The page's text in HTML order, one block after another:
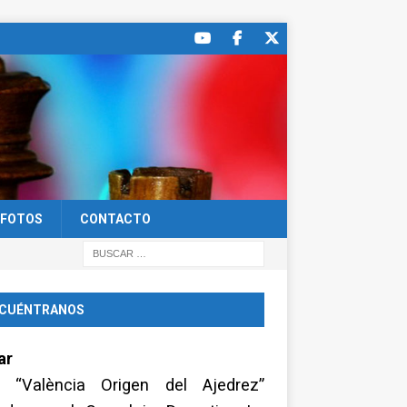
FOTOS CONTACTO
“València Origen del Ajedrez”